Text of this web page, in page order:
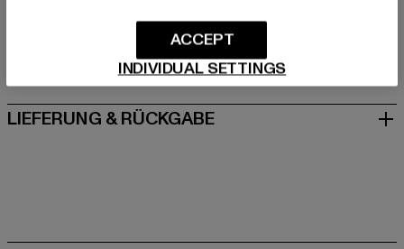
GRÖSSE & PASSFORM
PFLEGEHINWEISE
LIEFERUNG & RÜCKGABE
INDIVIDUAL SETTINGS
ACCEPT